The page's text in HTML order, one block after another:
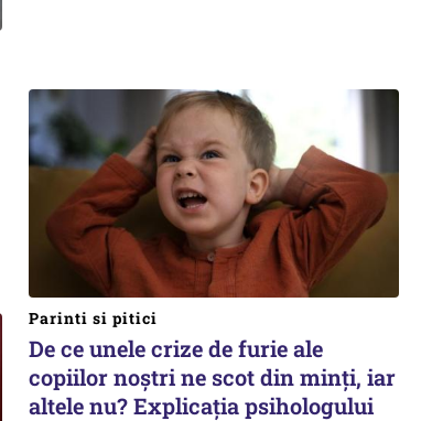
Parinti si pitici
De ce unele crize de furie ale
copiilor noștri ne scot din minți, iar
altele nu? Explicația psihologului